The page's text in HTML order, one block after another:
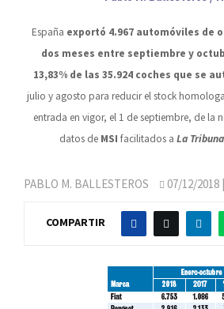
España exportó 4.967 automóviles de
dos meses entre septiembre y
13,83% de las 35.924 coches que se
julio y agosto para reducir el stock
entrada en vigor, el 1 de septiembre, de la
datos de MSI facilitados a La
PABLO M. BALLESTEROS 07/12/2018 |
COMPARTIR